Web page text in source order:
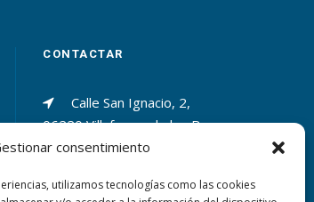
consentimiento
utilizamos tecnologías como las cookies
CONTACTAR
Calle San Ignacio, 2,
06220 Villafranca de los Barros
(Badajoz)
+34 924 52 40 01